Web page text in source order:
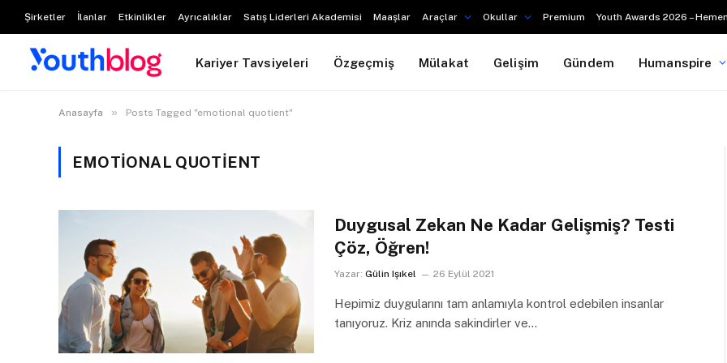
Şirketler İlanlar Etkinlikler Ayrıcalıklar Satış Liderleri Akademisi Maaşlar Araçlar Okullar Premium Youth Awards 2026 –
Kariyer Tavsiyeleri Özgeçmiş Mülakat Gelişim Gündem Humanspire
Anasayfa » Posts Tagged "emotional quotient"
EMOTIONAL QUOTIENT
Duygusal Zekan Ne Kadar Gelişmiş? Testi
Çöz, Öğren!
Yazar: Gülin Işıkel 26 Eylül 2021
Hepimiz duygularını tam anlamıyla kontrol edebilen insanlar
tanıyoruz. Kriz anında sakindirler ve…